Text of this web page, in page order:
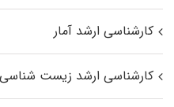
کارشناسی ارشد آمار
کارشناسی ارشد زیست